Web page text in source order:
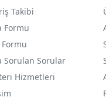
Takibi
Formu
Sorulan Sorular
Hizmetleri